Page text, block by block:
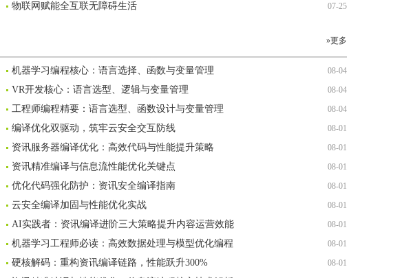
07-25
物联网赋能全互联无障碍生活
»更多
08-04
机器学习编程核心：语言选择、函数与变量管理
08-04
VR开发核心：语言选型、逻辑与变量管理
08-04
工程师编程精要：语言选型、函数设计与变量管理
08-01
编译优化双驱动，筑牢云安全交互防线
08-01
资讯服务器编译优化：高效代码与性能提升策略
08-01
资讯精准编译与信息流性能优化关键点
08-01
优化代码强化防护：资讯安全编译指南
08-01
云安全编译加固与性能优化实战
08-01
AI实践者：资讯编译进阶三大策略提升内容运营效能
08-01
机器学习工程师必读：高效数据处理与模型优化编程
08-01
硬核解码：重构资讯编译链路，性能跃升300%